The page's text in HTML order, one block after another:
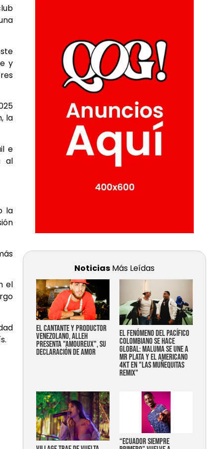
y
la
e
al
la
el
Noticias Más Leídas
EL CANTANTE Y PRODUCTOR
VENEZOLANO, ALLEH
PRESENTA "AMOUREUX", SU
DECLARACIÓN DE AMOR
EL FENÓMENO DEL PACÍFICO
COLOMBIANO SE HACE
GLOBAL: MALUMA SE UNE A
MR PLATA Y EL AMERICANO
4KT EN "LAS MUÑEQUITAS
REMIX"
“Ecuador siempre